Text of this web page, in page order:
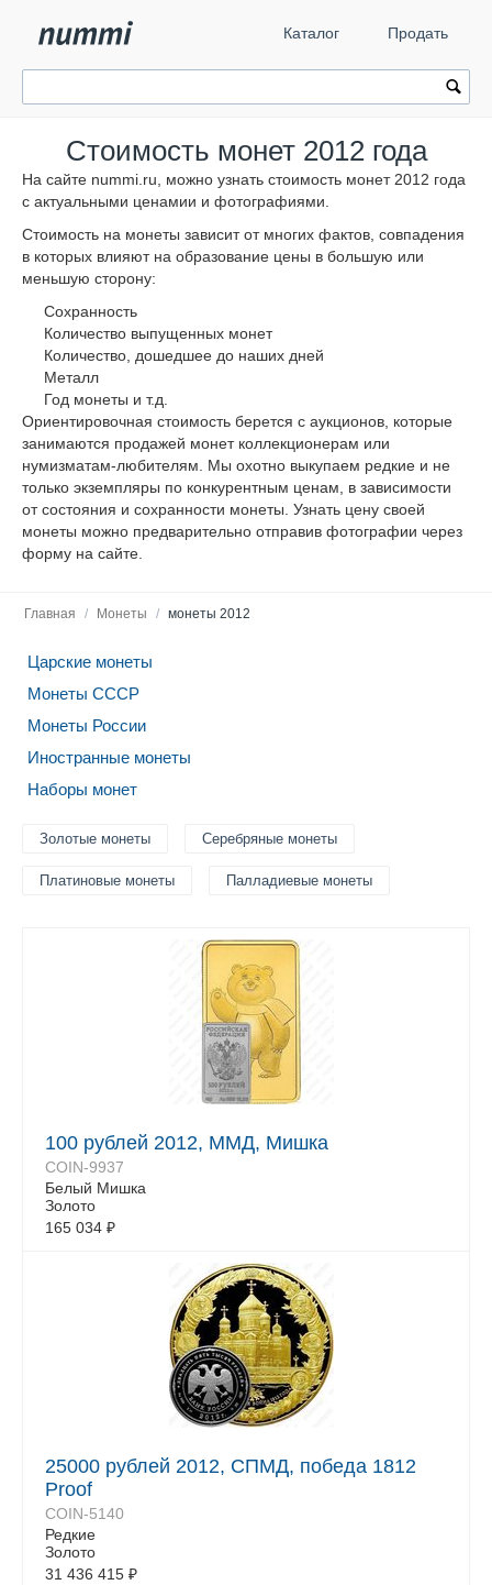
Каталог Продать
Стоимость монет 2012 года
На сайте nummi.ru, можно узнать cтоимость монет 2012 года
с актуальными ценамии и фотографиями.
Стоимость на монеты зависит от многих фактов, совпадения
в которых влияют на образование цены в большую или
меньшую сторону:
Сохранность
Количество выпущенных монет
Количество, дошедшее до наших дней
Металл
Год монеты и т.д.
Ориентировочная стоимость берется с аукционов, которые
занимаются продажей монет коллекционерам или
нумизматам-любителям. Мы охотно выкупаем редкие и не
только экземпляры по конкурентным ценам, в зависимости
от состояния и сохранности монеты. Узнать цену своей
монеты можно предварительно отправив фотографии через
форму на сайте.
Главная / Монеты / монеты 2012
Царские монеты
Монеты СССР
Монеты России
Иностранные монеты
Наборы монет
Золотые монеты Серебряные монеты
Платиновые монеты Палладиевые монеты
100 рублей 2012, ММД, Мишка
COIN-9937
Белый Mишка
Золото
165 034 ₽
25000 рублей 2012, СПМД, победа 1812
Proof
COIN-5140
Редкие
Золото
31 436 415 ₽